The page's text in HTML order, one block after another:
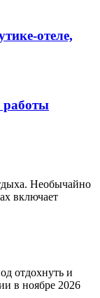
отеле,
работы
Необычайно
включает
отдохнуть и
в ноябре 2026